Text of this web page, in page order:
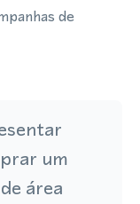
de
um
área